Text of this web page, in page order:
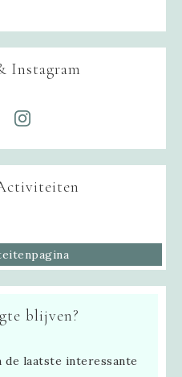
Instagram
blijven?
de laatste interessante